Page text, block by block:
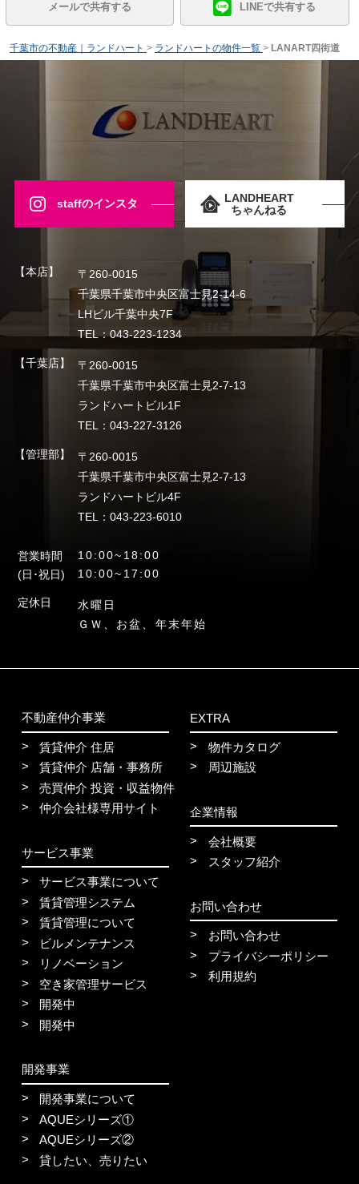
メールで共有する LINEで共有する
千葉市の不動産｜ランドハート > ランドハートの物件一覧 > LANART四街道
staffのインスタ
LANDHEART
ちゃんねる
【本店】
〒260-0015
千葉県千葉市中央区富士見2-14-6
LHビル千葉中央7F
TEL：043-223-1234
【千葉店】
〒260-0015
千葉県千葉市中央区富士見2-7-13
ランドハートビル1F
TEL：043-227-3126
【管理部】
〒260-0015
千葉県千葉市中央区富士見2-7-13
ランドハートビル4F
TEL：043-223-6010
営業時間
10:00~18:00
(日･祝日)
10:00~17:00
定休日
水曜日
ＧＷ、お盆、年末年始
不動産仲介事業
賃貸仲介 住居
賃貸仲介 店舗・事務所
売買仲介 投資・収益物件
仲介会社様専用サイト
サービス事業
サービス事業について
賃貸管理システム
賃貸管理について
ビルメンテナンス
リノベーション
空き家管理サービス
開発中
開発中
開発事業
開発事業について
AQUEシリーズ①
AQUEシリーズ②
貸したい、売りたい
EXTRA
物件カタログ
周辺施設
企業情報
会社概要
スタッフ紹介
お問い合わせ
お問い合わせ
プライバシーポリシー
利用規約